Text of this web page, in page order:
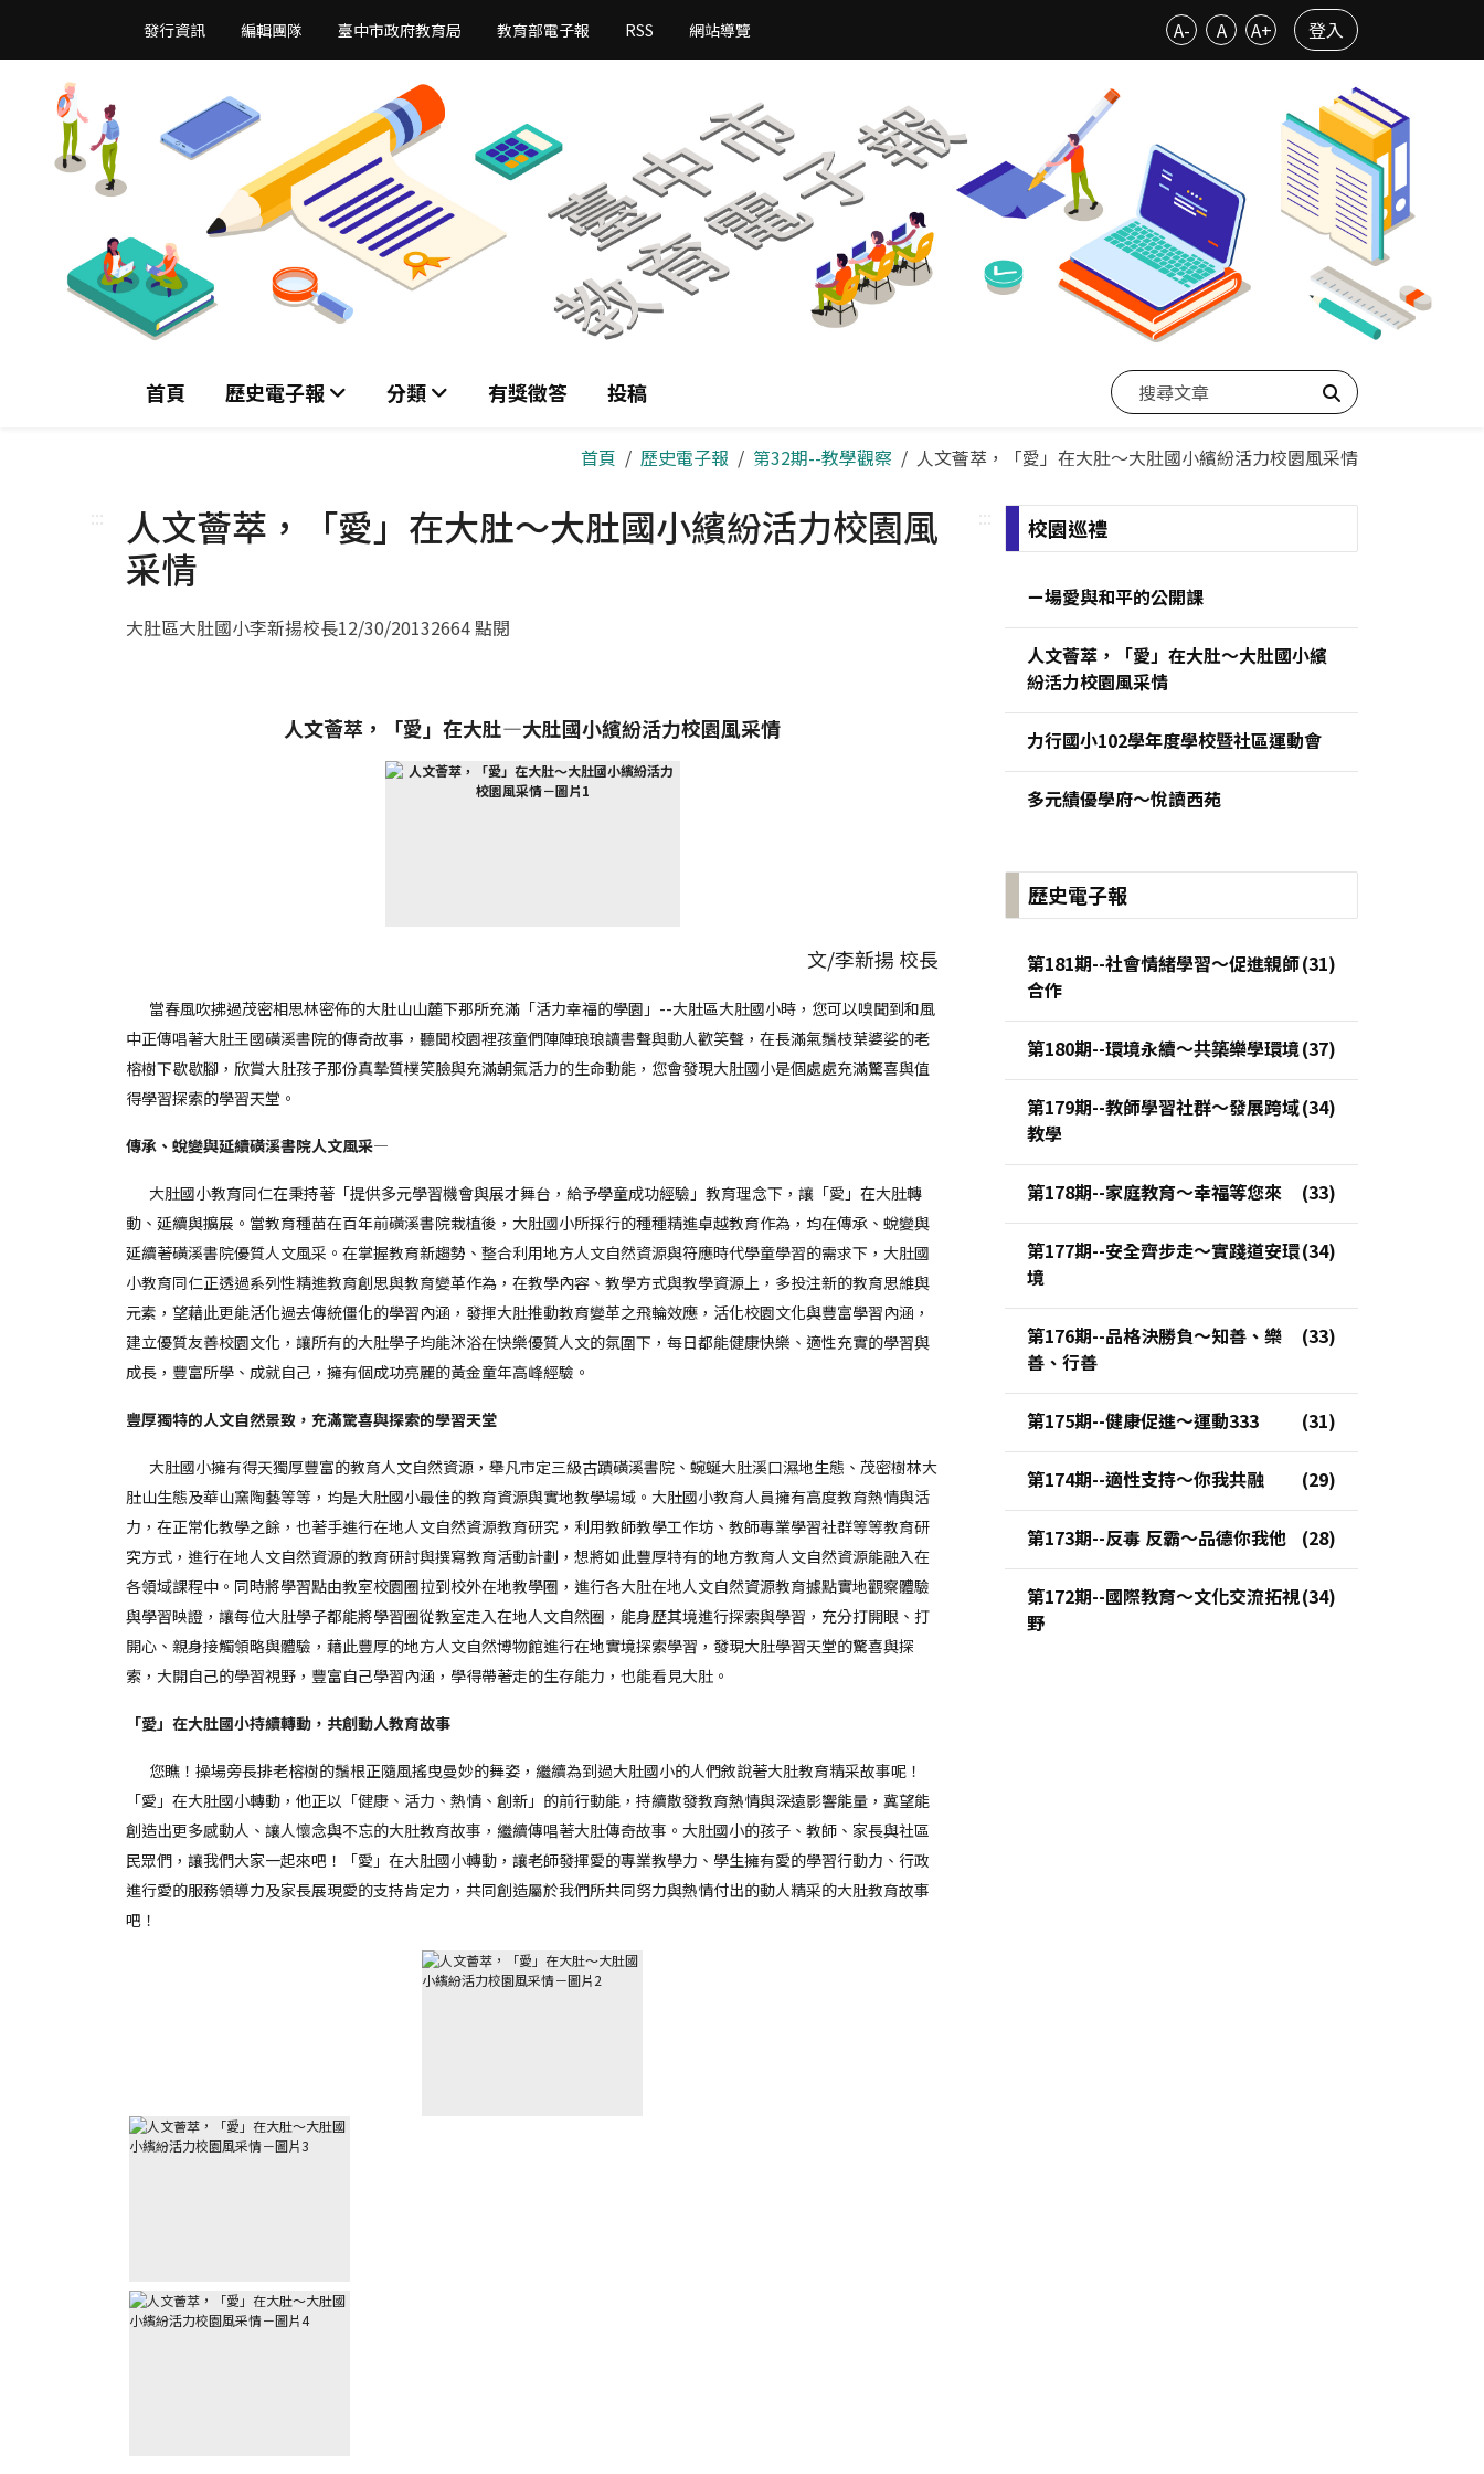
主
發行資訊 編輯團隊 臺中市政府教育局 教育部電子報 RSS 網站導覽 A- A A+ 登入
首頁 歷史電子報 分類 有獎徵答 投稿
搜尋
首頁 歷史電子報 第32期--教學觀察 人文薈萃，「愛」在大肚～大肚國小繽紛活力校園風采情
:::
人文薈萃，「愛」在大肚～大肚國小繽紛活力校園風
采情
大肚區大肚國小李新揚校長12/30/20132664 點閱
人文薈萃，「愛」在大肚—大肚國小繽紛活力校園風采情
文/李新揚 校長
當春風吹拂過茂密相思林密佈的大肚山山麓下那所充滿「活力幸福的學園」--大肚區大肚國小時，您可以嗅聞到和風
中正傳唱著大肚王國磺溪書院的傳奇故事，聽聞校園裡孩童們陣陣琅琅讀書聲與動人歡笑聲，在長滿氣鬚枝葉婆娑的老
榕樹下歇歇腳，欣賞大肚孩子那份真摯質樸笑臉與充滿朝氣活力的生命動能，您會發現大肚國小是個處處充滿驚喜與值
得學習探索的學習天堂。
傳承、蛻變與延續磺溪書院人文風采—
大肚國小教育同仁在秉持著「提供多元學習機會與展才舞台，給予學童成功經驗」教育理念下，讓「愛」在大肚轉
動、延續與擴展。當教育種苗在百年前磺溪書院栽植後，大肚國小所採行的種種精進卓越教育作為，均在傳承、蛻變與
延續著磺溪書院優質人文風采。在掌握教育新趨勢、整合利用地方人文自然資源與符應時代學童學習的需求下，大肚國
小教育同仁正透過系列性精進教育創思與教育變革作為，在教學內容、教學方式與教學資源上，多投注新的教育思維與
元素，望藉此更能活化過去傳統僵化的學習內涵，發揮大肚推動教育變革之飛輪效應，活化校園文化與豐富學習內涵，
建立優質友善校園文化，讓所有的大肚學子均能沐浴在快樂優質人文的氛圍下，每日都能健康快樂、適性充實的學習與
成長，豐富所學、成就自己，擁有個成功亮麗的黃金童年高峰經驗。
豐厚獨特的人文自然景致，充滿驚喜與探索的學習天堂
大肚國小擁有得天獨厚豐富的教育人文自然資源，舉凡市定三級古蹟磺溪書院、蜿蜒大肚溪口濕地生態、茂密樹林大
肚山生態及華山窯陶藝等等，均是大肚國小最佳的教育資源與實地教學場域。大肚國小教育人員擁有高度教育熱情與活
力，在正常化教學之餘，也著手進行在地人文自然資源教育研究，利用教師教學工作坊、教師專業學習社群等等教育研
究方式，進行在地人文自然資源的教育研討與撰寫教育活動計劃，想將如此豐厚特有的地方教育人文自然資源能融入在
各領域課程中。同時將學習點由教室校園圈拉到校外在地教學圈，進行各大肚在地人文自然資源教育據點實地觀察體驗
與學習映證，讓每位大肚學子都能將學習圈從教室走入在地人文自然圈，能身歷其境進行探索與學習，充分打開眼、打
開心、親身接觸領略與體驗，藉此豐厚的地方人文自然博物館進行在地實境探索學習，發現大肚學習天堂的驚喜與探
索，大開自己的學習視野，豐富自己學習內涵，學得帶著走的生存能力，也能看見大肚。
「愛」在大肚國小持續轉動，共創動人教育故事
您瞧！操場旁長排老榕樹的鬚根正隨風搖曳曼妙的舞姿，繼續為到過大肚國小的人們敘說著大肚教育精采故事呢！
「愛」在大肚國小轉動，他正以「健康、活力、熱情、創新」的前行動能，持續散發教育熱情與深遠影響能量，冀望能
創造出更多感動人、讓人懷念與不忘的大肚教育故事，繼續傳唱著大肚傳奇故事。大肚國小的孩子、教師、家長與社區
民眾們，讓我們大家一起來吧！「愛」在大肚國小轉動，讓老師發揮愛的專業教學力、學生擁有愛的學習行動力、行政
進行愛的服務領導力及家長展現愛的支持肯定力，共同創造屬於我們所共同努力與熱情付出的動人精采的大肚教育故事
吧！
::: 校園巡禮
ㄧ場愛與和平的公開課
人文薈萃，「愛」在大肚～大肚國小繽
紛活力校園風采情
力行國小102學年度學校暨社區運動會
多元績優學府～悅讀西苑
歷史電子報
第181期--社會情緒學習～促進親師
合作
第180期--環境永續～共築樂學環境
第179期--教師學習社群～發展跨域
教學
第178期--家庭教育～幸福等您來
第177期--安全齊步走～實踐道安環
境
第176期--品格決勝負～知善、樂
善、行善
第175期--健康促進～運動333
第174期--適性支持～你我共融
第173期--反毒 反霸～品德你我他
第172期--國際教育～文化交流拓視
野